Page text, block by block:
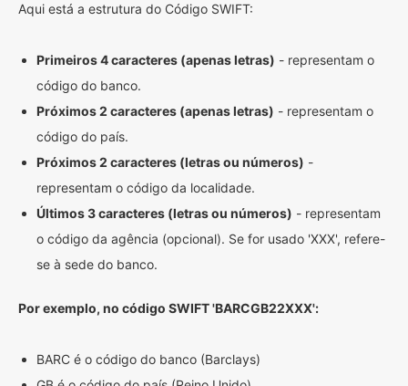
Aqui está a estrutura do Código SWIFT:
Primeiros 4 caracteres (apenas letras) - representam o
código do banco.
Próximos 2 caracteres (apenas letras) - representam o
código do país.
Próximos 2 caracteres (letras ou números) -
representam o código da localidade.
Últimos 3 caracteres (letras ou números) - representam
o código da agência (opcional). Se for usado 'XXX', refere-
se à sede do banco.
Por exemplo, no código SWIFT 'BARCGB22XXX':
BARC é o código do banco (Barclays)